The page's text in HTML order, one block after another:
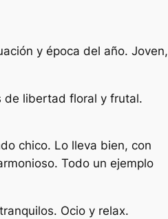
y época del año. Joven,
de libertad floral y frutal.
chico. Lo lleva bien, con
Todo un ejemplo
Ocio y relax.